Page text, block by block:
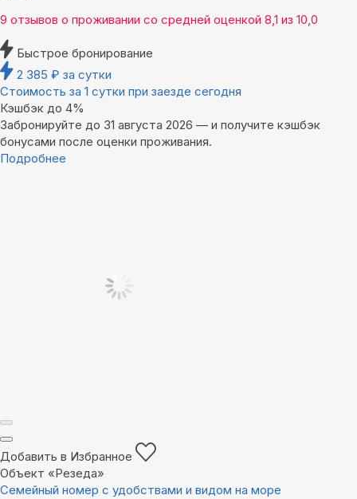
9 отзывов о проживании со средней оценкой 8,1 из 10,0
Быстрое бронирование
2 385 ₽ за сутки
Стоимость за 1 сутки при заезде сегодня
Кэшбэк до 4%
Забронируйте до 31 августа 2026 — и получите кэшбэк
бонусами после оценки проживания.
Подробнее
Добавить в Избранное
Объект «Резеда»
Семейный номер с удобствами и видом на море